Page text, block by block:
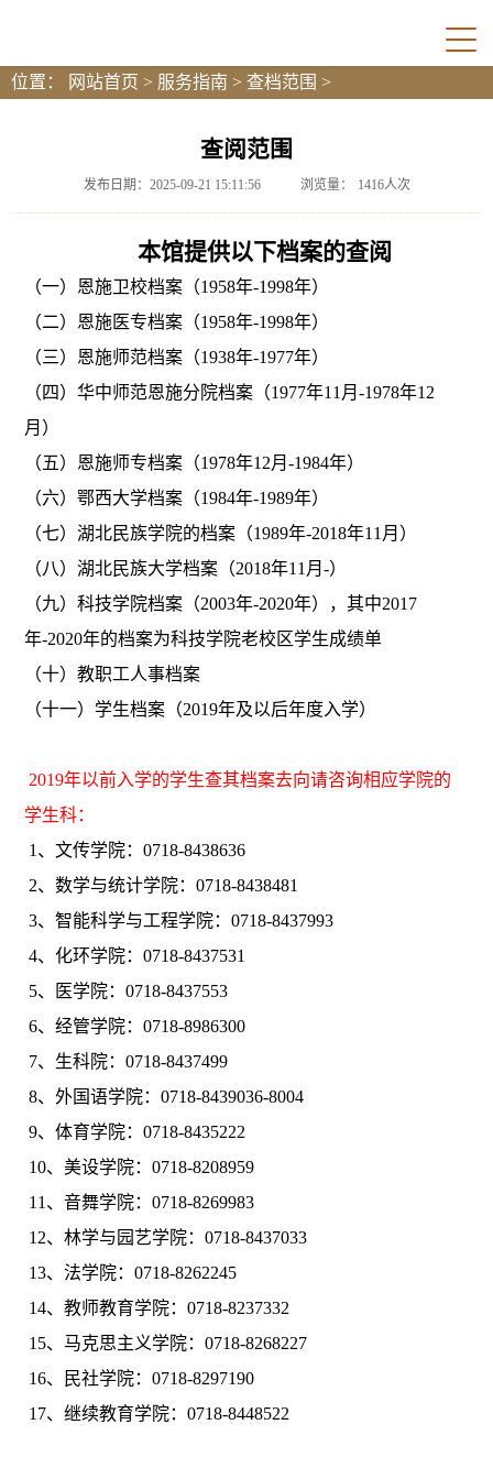
位置： 网站首页 > 服务指南 > 查档范围 >
查阅范围
发布日期：2025-09-21 15:11:56 浏览量： 1416人次
本馆提供以下档案的查阅
（一）恩施卫校档案（1958年-1998年）
（二）恩施医专档案（1958年-1998年）
（三）恩施师范档案（1938年-1977年）
（四）华中师范恩施分院档案（1977年11月-1978年12
月）
（五）恩施师专档案（1978年12月-1984年）
（六）鄂西大学档案（1984年-1989年）
（七）湖北民族学院的档案（1989年-2018年11月）
（八）湖北民族大学档案（2018年11月-）
（九）科技学院档案（2003年-2020年），其中2017
年-2020年的档案为科技学院老校区学生成绩单
（十）教职工人事档案
（十一）学生档案（2019年及以后年度入学）
2019年以前入学的学生查其档案去向请咨询相应学院的
学生科：
1、文传学院：0718-8438636
2、数学与统计学院：0718-8438481
3、智能科学与工程学院：0718-8437993
4、化环学院：0718-8437531
5、医学院：0718-8437553
6、经管学院：0718-8986300
7、生科院：0718-8437499
8、外国语学院：0718-8439036-8004
9、体育学院：0718-8435222
10、美设学院：0718-8208959
11、音舞学院：0718-8269983
12、林学与园艺学院：0718-8437033
13、法学院：0718-8262245
14、教师教育学院：0718-8237332
15、马克思主义学院：0718-8268227
16、民社学院：0718-8297190
17、继续教育学院：0718-8448522